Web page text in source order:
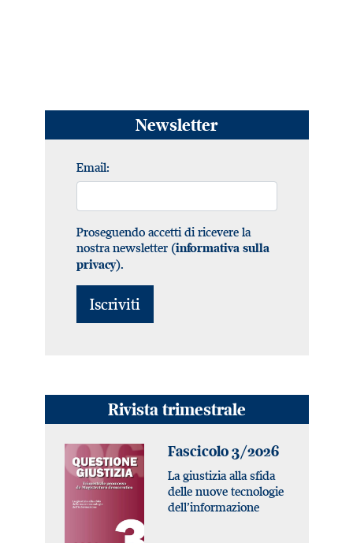
Newsletter
Email:
Proseguendo accetti di ricevere la
nostra newsletter (informativa sulla
privacy).
Rivista trimestrale
Fascicolo 3/2026
La giustizia alla sfida
delle nuove tecnologie
dell’informazione